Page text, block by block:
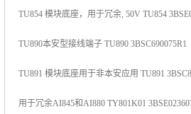
TU854 模块底座，用于冗余, 50V TU854
TU890本安型接线端子 TU890 3BSC690075R1
TU891 模块底座用于非本安应用 TU891
用于冗余AI845和AI880 TY801K01